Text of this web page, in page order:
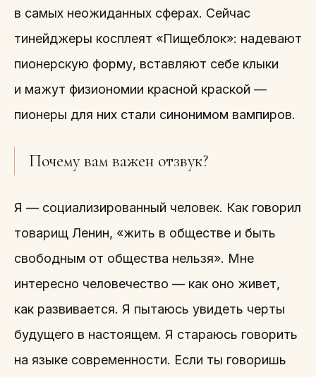
в самых неожиданных сферах. Сейчас
тинейджеры косплеят «Пищеблок»: надевают
пионерскую форму, вставляют себе клыки
и мажут физиономии красной краской —
пионеры для них стали синонимом вампиров.
Почему вам важен отзвук?
Я — социализированный человек. Как говорил
товарищ Ленин, «жить в обществе и быть
свободным от общества нельзя». Мне
интересно человечество — как оно живет,
как развивается. Я пытаюсь увидеть черты
будущего в настоящем. Я стараюсь говорить
на языке современности. Если ты говоришь